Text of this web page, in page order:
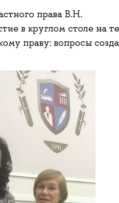
права В.Н.
в круглом столе на
праву: вопросы